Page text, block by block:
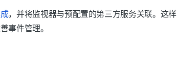
，并将监视器与预配置的第三方服务关联。这
事件管理。